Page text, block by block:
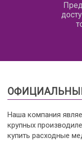
Наша компания
крупных
купить расходные